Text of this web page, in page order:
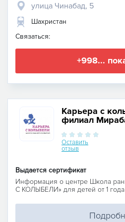
улица Чинабад, 5
Шахристан
Связаться:
+998...
Карьера с
филиал
Оставить
отзыв
Выдается сертификат
Информация о центре Школа
С КОЛЫБЕЛИ» для детей от 1 года